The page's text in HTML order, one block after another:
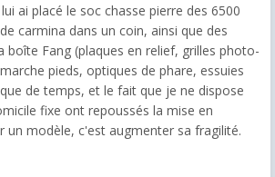
ai placé le soc chasse pierre des 6500
carmina dans un coin, ainsi que des
boîte Fang (plaques en relief, grilles photo-
pieds, optiques de phare, essuies
de temps, et le fait que je ne dispose
fixe ont repoussés la mise en
un modèle, c'est augmenter sa fragilité.